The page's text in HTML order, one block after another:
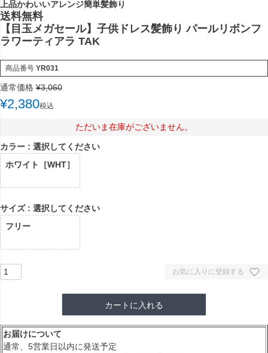
上品かわいいアレンジ簡単髪飾り
送料無料
【目玉メガセール】子供ドレス髪飾り パールリボンフ
ラワーティアラ TAK
商品番号 YR031
通常価格 ¥3,060
¥2,380税込
ただいま在庫がございません。
カラー
選択してください
ホワイト［WHT］
サイズ
選択してください
フリー
お気に入りに登録する
カートに入れる
お届けについて
通常、5営業日以内に発送予定